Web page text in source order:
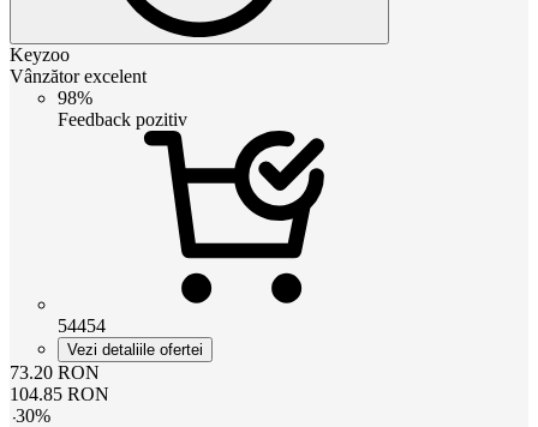
Keyzoo
Vânzător excelent
98%
Feedback pozitiv
54454
Vezi detaliile ofertei
73.20 RON
104.85 RON
-30%